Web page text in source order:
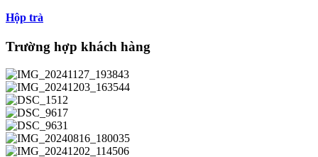
Hộp trà
Trường hợp khách hàng